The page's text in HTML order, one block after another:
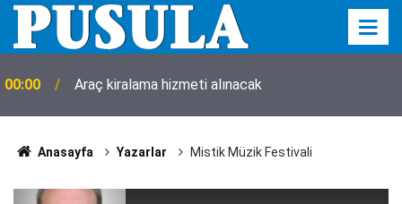
00:00 Araç kiralama hizmeti alınacak
Anasayfa Yazarlar Mistik Müzik Festivali